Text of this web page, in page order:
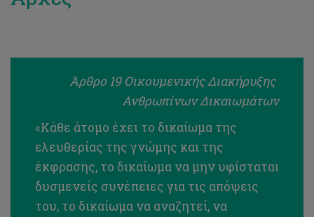
Άρθρο 19 Οικουμενικής Διακήρυξης
Ανθρωπίνων Δικαιωμάτων
«Κάθε άτομο έχει το δικαίωμα της
ελευθερίας της γνώμης και της
έκφρασης, το δικαίωμα να μην υφίσταται
δυσμενείς συνέπειες για τις απόψεις
του, το δικαίωμα να αναζητεί, να